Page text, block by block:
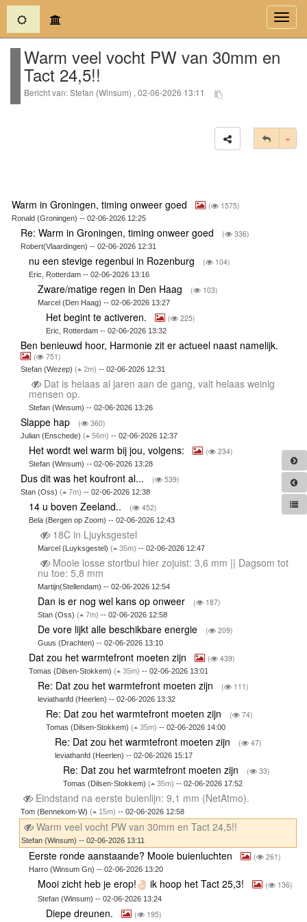
(current)
Warm veel vocht PW van 30mm en
Tact 24,5!!
Bericht van: Stefan (Winsum) , 02-06-2026 13:11
Warm in Groningen, timing onweer goed ( 1575)
Ronald (Groningen) -- 02-06-2026 12:25
Re: Warm in Groningen, timing onweer goed ( 336)
Robert(Vlaardingen) -- 02-06-2026 12:31
nu een stevige regenbui in Rozenburg ( 104)
Eric, Rotterdam -- 02-06-2026 13:16
Zware/matige regen in Den Haag ( 103)
Marcel (Den Haag) -- 02-06-2026 13:27
Het begint te activeren. ( 225)
Eric, Rotterdam -- 02-06-2026 13:32
Ben benieuwd hoor, Harmonie zit er actueel naast namelijk.
( 751)
Stefan (Wezep) ( 2m) -- 02-06-2026 12:31
Dat is helaas al jaren aan de gang, valt helaas weinig
mensen op.
Stefan (Winsum) -- 02-06-2026 13:26
Slappe hap ( 360)
Julian (Enschede) ( 56m) -- 02-06-2026 12:37
Het wordt wel warm bij jou, volgens: ( 234)
Stefan (Winsum) -- 02-06-2026 13:28
Dus dit was het koufront al... ( 539)
Stan (Oss) ( 7m) -- 02-06-2026 12:38
14 u boven Zeeland.. ( 452)
Bela (Bergen op Zoom) -- 02-06-2026 12:43
18C in Ljuyksgestel
Marcel (Luyksgestel) ( 35m) -- 02-06-2026 12:47
Mooie losse stortbui hier zojuist: 3,6 mm || Dagsom tot
nu toe: 5,8 mm
Martijn(Stellendam) -- 02-06-2026 12:54
Dan is er nog wel kans op onweer ( 187)
Stan (Oss) ( 7m) -- 02-06-2026 12:58
De vore lijkt alle beschikbare energie ( 209)
Guus (Drachten) -- 02-06-2026 13:10
Dat zou het warmtefront moeten zijn ( 439)
Tomas (Dilsen-Stokkem)( 35m) -- 02-06-2026 13:01
Re: Dat zou het warmtefront moeten zijn ( 111)
leviathanfd (Heerlen) -- 02-06-2026 13:32
Re: Dat zou het warmtefront moeten zijn ( 74)
Tomas (Dilsen-Stokkem)( 35m) -- 02-06-2026 14:00
Re: Dat zou het warmtefront moeten zijn ( 47)
leviathanfd (Heerlen) -- 02-06-2026 15:17
Re: Dat zou het warmtefront moeten zijn ( 33)
Tomas (Dilsen-Stokkem)( 35m) -- 02-06-2026 17:52
Eindstand na eerste buienlijn: 9,1 mm (NetAtmo).
Tom (Bennekom-W) ( 15m) -- 02-06-2026 12:58
Warm veel vocht PW van 30mm en Tact 24,5!!
Stefan (Winsum) -- 02-06-2026 13:11
Eerste ronde aanstaande? Mooie buienluchten ( 261)
Harro (Winsum Gn) -- 02-06-2026 13:20
Mooi zicht heb je erop! ik hoop het Tact 25,3! ( 136)
Stefan (Winsum) -- 02-06-2026 13:24
Diepe dreunen. ( 195)